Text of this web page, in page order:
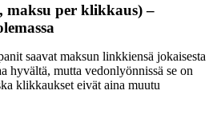
maksu per klikkaus) –
saavat maksun linkkiensä jokaisesta
hyvältä, mutta vedonlyönnissä se on
klikkaukset eivät aina muutu